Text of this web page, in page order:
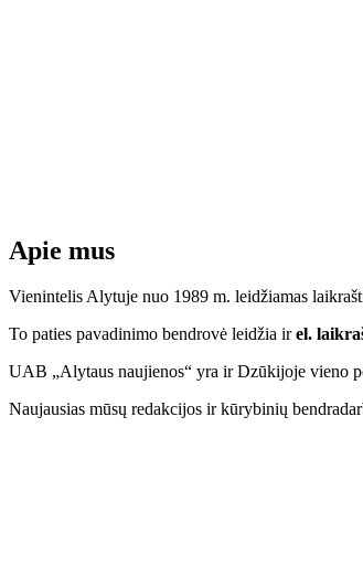
Apie mus
Vienintelis Alytuje nuo 1989 m. leidžiamas
To paties pavadinimo bendrovė leidžia irel.
UAB „Alytaus naujienos“ yra ir Dzūkijoje vieno
Naujausias mūsų redakcijos ir kūrybinių